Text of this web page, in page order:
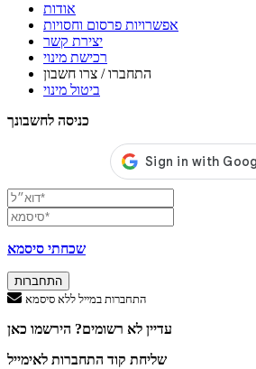
אודות
אפשרויות פרסום וחסויות
יצירת קשר
רכישת מינוי
התחברו / צרו חשבון
ביטול מינוי
כניסה לחשבונך
שכחתי סיסמא
התחברות
התחברות במייל ללא סיסמא
עדיין לא רשומים? הירשמו כאן
שליחת קוד התחברות לאימייל